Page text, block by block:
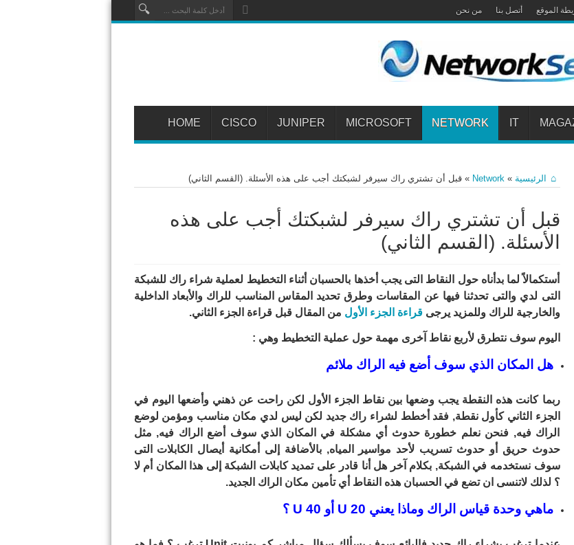
الموقع أتصل بنا من نحن
IT
NETWORK
MICROSOFT
JUNIPER
CISCO
HOME
الرئيسية »
Network
»قبل أن تشتري راك سيرفر لشبكتك أجب على هذه الأسئلة. (القسم الثاني)
قبل أن تشتري راك سيرفر لشبكتك أجب على هذه
الأسئلة. (القسم الثاني)
أستكمالاً لما بدأناه حول النقاط التى يجب أخذها بالحسبان أثناء التخطيط لعملية شراء راك للشبكة
التى لدي والتى تحدثنا فيها عن المقاسات وطرق تحديد المقاس المناسب للراك والأبعاد الداخلية
والخارجية للراك وللمزيد يرجىقراءة الجزء الأول من المقال قبل قراءة الجزء الثاني.
اليوم سوف نتطرق لأربع نقاط آخرى مهمة حول عملية التخطيط وهي :
هل المكان الذي سوف أضع فيه الراك ملائم
ربما كانت هذه النقطة يجب وضعها بين نقاط الجزء الأول لكن راحت عن ذهني وأضعها اليوم في
الجزء الثاني كأول نقطة, فقد أخطط لشراء راك جديد لكن ليس لدي مكان مناسب ومؤمن لوضع
الراك فيه, فنحن نعلم خطورة حدوث أي مشكلة في المكان الذي سوف أضع الراك فيه, مثل
حدوث حريق أو حدوث تسريب لأحد مواسير المياه, بالأضافة إلى أمكانية أيصال الكابلات التى
سوف نستخدمه في الشبكة, بكلام آخر هل أنا قادر على تمديد كابلات الشبكة إلى هذا المكان أم لا
؟ لذلك لاتنسى ان تضع في الحسبان هذه النقاط أي تأمين مكان الراك الجديد.
ماهي وحدة قياس الراك وماذا يعني 20 U أو 40 U ؟